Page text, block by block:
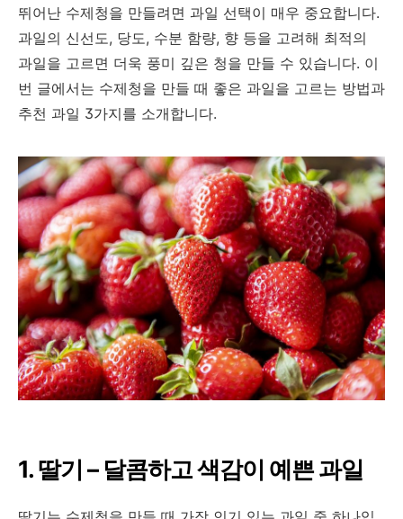
뛰어난 수제청을 만들려면 과일 선택이 매우 중요합니다.
과일의 신선도, 당도, 수분 함량, 향 등을 고려해 최적의
과일을 고르면 더욱 풍미 깊은 청을 만들 수 있습니다. 이
번 글에서는 수제청을 만들 때 좋은 과일을 고르는 방법과
추천 과일 3가지를 소개합니다.
1. 딸기 – 달콤하고 색감이 예쁜 과일